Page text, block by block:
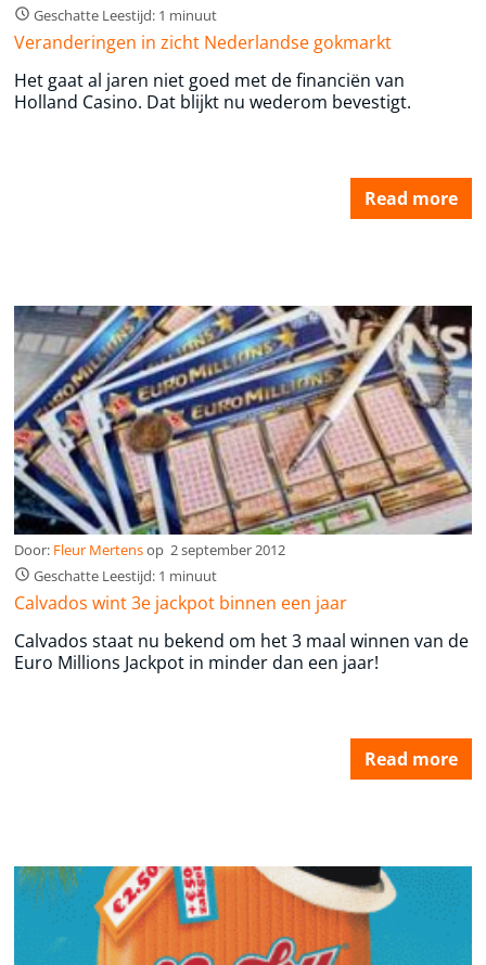
Geschatte Leestijd: 1 minuut
Veranderingen in zicht Nederlandse gokmarkt
Het gaat al jaren niet goed met de financiën van
Holland Casino. Dat blijkt nu wederom bevestigt.
Read more
Door: Fleur Mertensop 2 september 2012
Geschatte Leestijd: 1 minuut
Calvados wint 3e jackpot binnen een jaar
Calvados staat nu bekend om het 3 maal winnen van de
Euro Millions Jackpot in minder dan een jaar!
Read more